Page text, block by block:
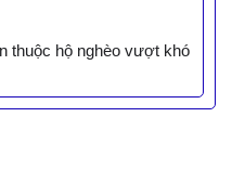
thuộc hộ nghèo vượt khó